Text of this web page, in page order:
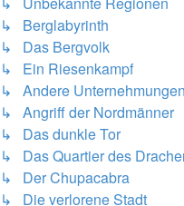
↳ Berglabyrinth
↳ Das Bergvolk
↳ Ein Riesenkampf
↳ Andere Unternehmungen
↳ Angriff der Nordmänner
↳ Das dunkle Tor
↳ Das Quartier des
↳ Der Chupacabra
↳ Die verlorene Stadt